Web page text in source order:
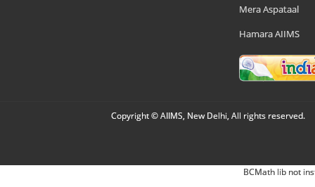
Mera Aspataal
Hamara AIIMS
Copyright © AIIMS, New Delhi, All rights reserved.
BCMath lib not